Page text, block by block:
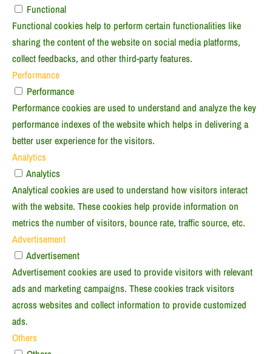
Functional
Functional cookies help to perform certain functionalities like
sharing the content of the website on social media platforms,
collect feedbacks, and other third-party features.
Performance
Performance
Performance cookies are used to understand and analyze the key
performance indexes of the website which helps in delivering a
better user experience for the visitors.
Analytics
Analytics
Analytical cookies are used to understand how visitors interact
with the website. These cookies help provide information on
metrics the number of visitors, bounce rate, traffic source, etc.
Advertisement
Advertisement
Advertisement cookies are used to provide visitors with relevant
ads and marketing campaigns. These cookies track visitors
across websites and collect information to provide customized
ads.
Others